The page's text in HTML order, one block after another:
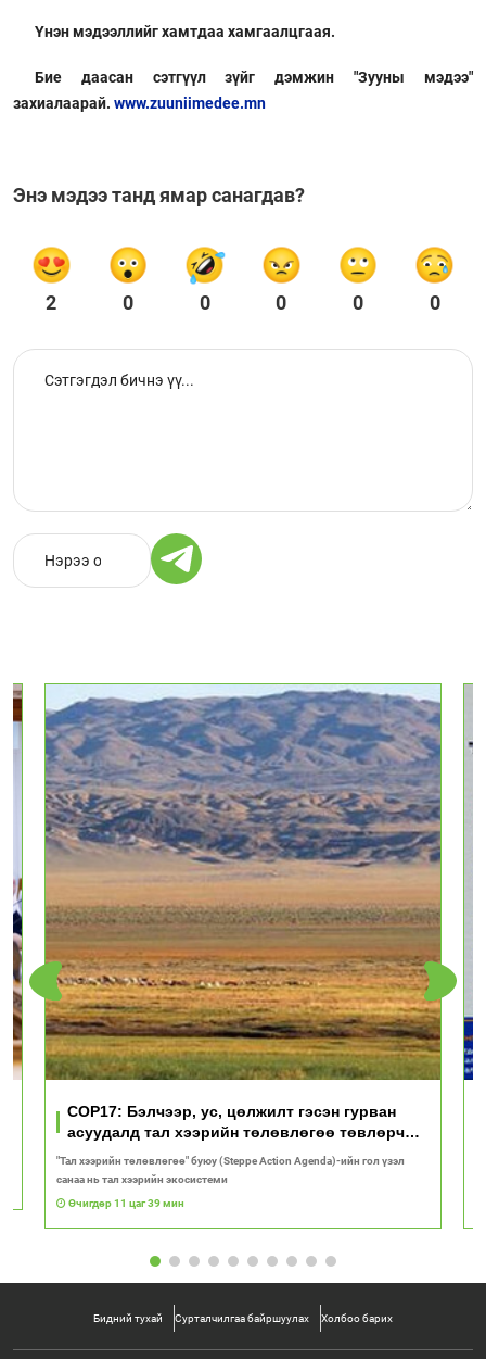
Үнэн мэдээллийг хамтдаа хамгаалцгаая.
Бие даасан сэтгүүл зүйг дэмжин "Зууны мэдээ"
захиалаарай. www.zuuniimedee.mn
Энэ мэдээ танд ямар санагдав?
2 0 0 0 0 0
COP17: Бэлчээр, ус, цөлжилт гэсэн гурван
асуудалд тал хээрийн төлөвлөгөө төвлөрч
байна
"Тал хээрийн төлөвлөгөө" буюу (Steppe Action Agenda)-ийн гол үзэл
санаа нь тал хээрийн экосистеми
Өчигдөр 11 цаг 39 мин
Бидний тухай Сурталчилгаа байршуулах Холбоо барих